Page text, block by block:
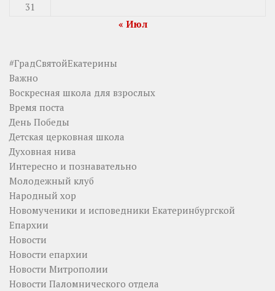
31
« Июл
#ГрадСвятойЕкатерины
Важно
Воскресная школа для взрослых
Время поста
День Победы
Детская церковная школа
Духовная нива
Интересно и познавательно
Молодежный клуб
Народный хор
Новомученики и исповедники Екатеринбургской
Епархии
Новости
Новости епархии
Новости Митрополии
Новости Паломнического отдела